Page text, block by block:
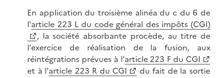
En application du troisième alinéa du c du 6 de
l'article 223 L du code général des impôts (CGI)
, la société absorbante procède, au titre de
l'exercice de réalisation de la fusion, aux
réintégrations prévues à l'article 223 F du CGI
et à l'article 223 R du CGI
du fait de la sortie